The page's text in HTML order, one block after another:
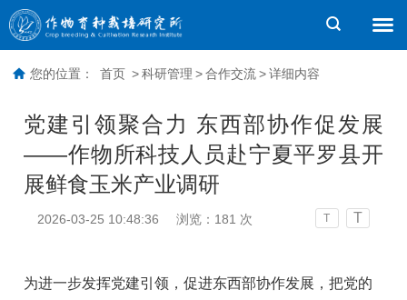
您的位置： 首页 > 科研管理 > 合作交流 > 详细内容
党建引领聚合力 东西部协作促发展
——作物所科技人员赴宁夏平罗县开
展鲜食玉米产业调研
2026-03-25 10:48:36 浏览： 181 次 T T
为进一步发挥党建引领，促进东西部协作发展，把党的